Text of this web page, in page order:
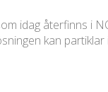
idag återfinns i
kan